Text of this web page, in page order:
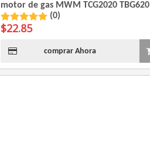
motor de gas MWM TCG2020 TBG620
(0)
$22.85
comprar Ahora